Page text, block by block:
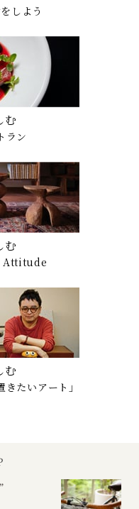
しよう
む
ラン
む
Attitude
む
たいアート」